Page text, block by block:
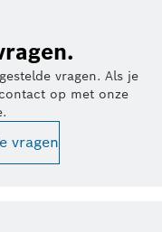
vragen. Als je
op met onze
vragen